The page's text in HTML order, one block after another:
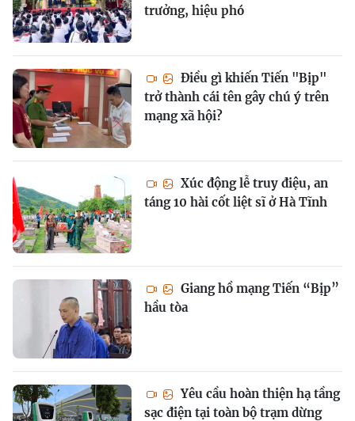
trưởng, hiệu phó
Điều gì khiến Tiến "Bịp"
trở thành cái tên gây chú ý trên
mạng xã hội?
Xúc động lễ truy điệu, an
táng 10 hài cốt liệt sĩ ở Hà Tĩnh
Giang hồ mạng Tiến “Bịp”
hầu tòa
Yêu cầu hoàn thiện hạ tầng
sạc điện tại toàn bộ trạm dừng